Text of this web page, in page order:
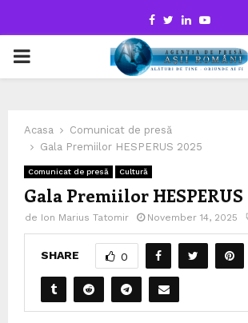
Facebook
TwitterLinkedinYoutube
PRIMARY
Acasa
Comunicat de presă
Gala Premiilor HESPERUS 2025
Comunicat de presă Cultură
Gala Premiilor HESPERUS
de Ion Marius Tatomir November 14, 2025
SHARE 0